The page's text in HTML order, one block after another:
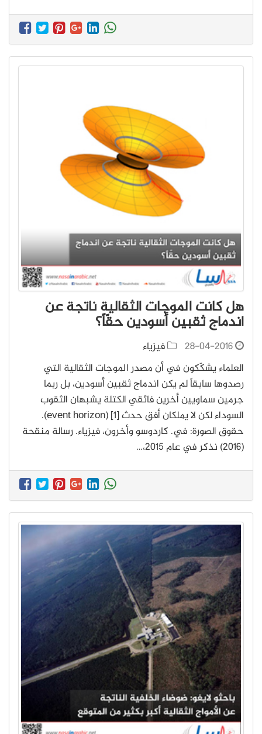
هل كانت الموجات الثقالية ناتجة عن
اندماج ثقبين أسودين حقّاً؟
28-04-2016
فيزياء
العلماء يشكّكون في أن مصدر الموجات الثقالية التي
رصدوها سابقاً لم يكن اندماج ثقبين أسودين، بل ربما
جرمين سماويين أخرين فائقي الكتلة يشبهان الثقوب
السوداء لكن لا يملكان أفق حدث [1] (event horizon).
حقوق الصورة: في. كاردوسو وأخرون، فيزياء. رسالة منقحة
(2016) نذكر في عام 2015،…